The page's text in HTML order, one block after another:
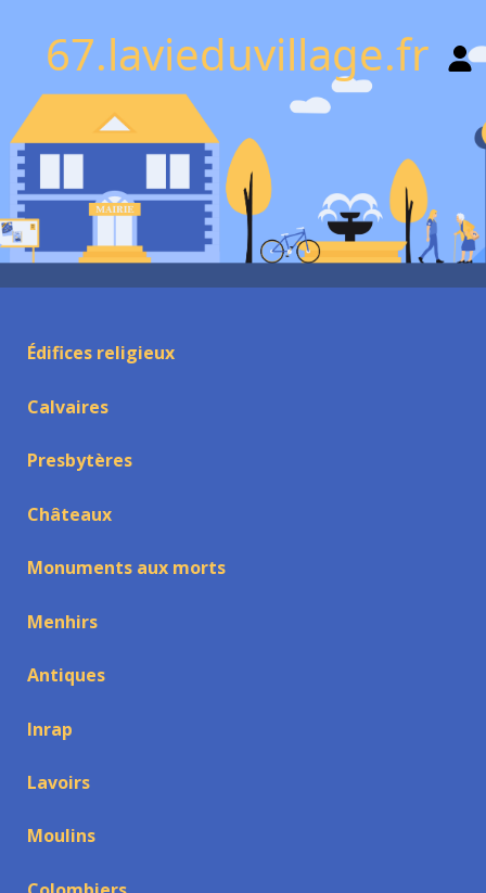
67.lavieduvillage.fr
Édifices religieux
Calvaires
Presbytères
Châteaux
Monuments aux morts
Menhirs
Antiques
Inrap
Lavoirs
Moulins